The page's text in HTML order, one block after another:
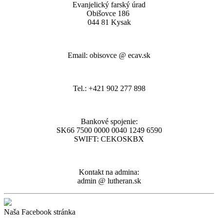
Evanjelický farský úrad
Obišovce 186
044 81 Kysak
Email: obisovce @ ecav.sk
Tel.: +421 902 277 898
Bankové spojenie:
SK66 7500 0000 0040 1249 6590
SWIFT: CEKOSKBX
Kontakt na admina:
admin @ lutheran.sk
Naša Facebook stránka